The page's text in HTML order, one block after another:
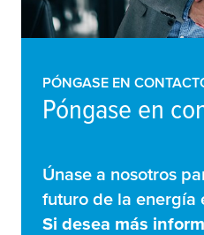
PÓNGASE EN
Póngase en
Únase a nosotros
futuro de la energía
Si desea más